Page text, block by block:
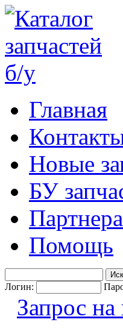
Главная
Новые
БУ
Помощь
Логин:
Запрос на